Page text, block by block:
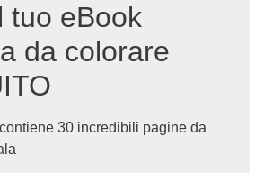
tuo eBook
da colorare
30 incredibili pagine da